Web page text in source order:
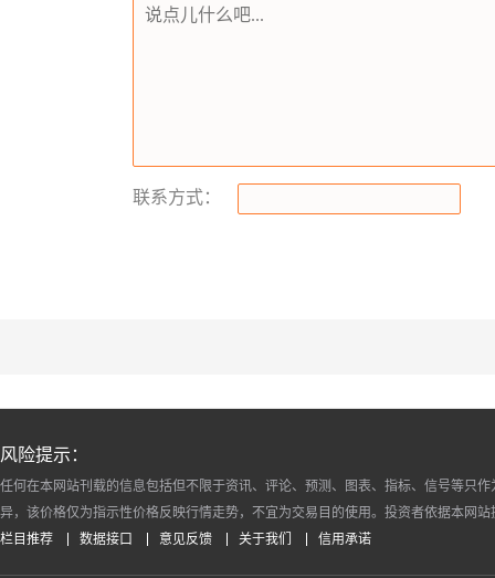
联系方式：
风险提示：
任何在本网站刊载的信息包括但不限于资讯、评论、预测、图表、指标、信号等只
异，该价格仅为指示性价格反映行情走势，不宜为交易目的使用。投资者依据本网
栏目推荐
数据接口 意见反馈 关于我们 信用承诺